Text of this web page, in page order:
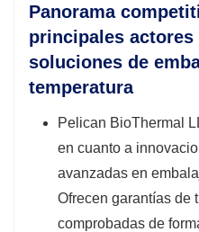
Panorama
principales actores
soluciones de
temperatura
Pelican BioThermal
en cuanto a
avanzadas en
Ofrecen garantías de
comprobadas de